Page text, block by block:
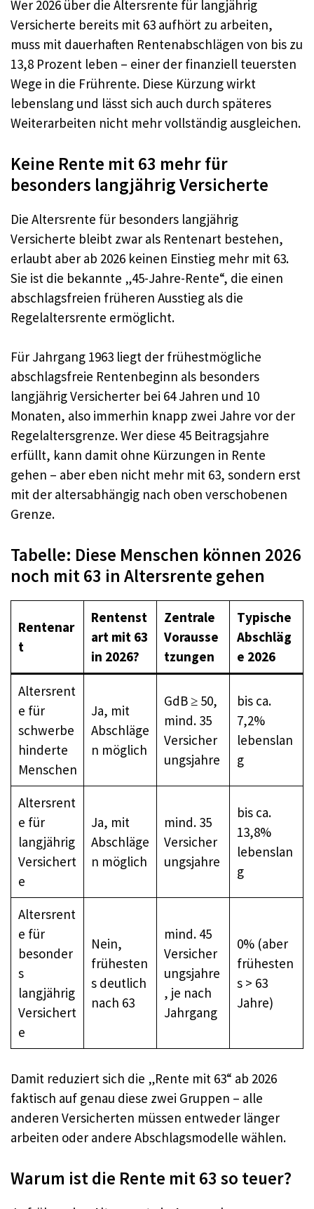
Wer 2026 über die Altersrente für langjährig
Versicherte bereits mit 63 aufhört zu arbeiten,
muss mit dauerhaften Rentenabschlägen von bis zu
13,8 Prozent leben – einer der finanziell teuersten
Wege in die Frührente. Diese Kürzung wirkt
lebenslang und lässt sich auch durch späteres
Weiterarbeiten nicht mehr vollständig ausgleichen.
Keine Rente mit 63 mehr für
besonders langjährig Versicherte
Die Altersrente für besonders langjährig
Versicherte bleibt zwar als Rentenart bestehen,
erlaubt aber ab 2026 keinen Einstieg mehr mit 63.
Sie ist die bekannte „45-Jahre-Rente“, die einen
abschlagsfreien früheren Ausstieg als die
Regelaltersrente ermöglicht.
Für Jahrgang 1963 liegt der frühestmögliche
abschlagsfreie Rentenbeginn als besonders
langjährig Versicherter bei 64 Jahren und 10
Monaten, also immerhin knapp zwei Jahre vor der
Regelaltersgrenze. Wer diese 45 Beitragsjahre
erfüllt, kann damit ohne Kürzungen in Rente
gehen – aber eben nicht mehr mit 63, sondern erst
mit der altersabhängig nach oben verschobenen
Grenze.
Tabelle: Diese Menschen können 2026
noch mit 63 in Altersrente gehen
Rentenar
t
Rentenst
art mit 63
in 2026?
Zentrale
Vorausse
tzungen
Typische
Abschläg
e 2026
Altersrent
e für
schwerbe
hinderte
Menschen
Ja, mit
Abschläge
n möglich
GdB ≥ 50,
mind. 35
Versicher
ungsjahre
bis ca.
7,2%
lebenslan
g
Altersrent
e für
langjährig
Versichert
e
Ja, mit
Abschläge
n möglich
mind. 35
Versicher
ungsjahre
bis ca.
13,8%
lebenslan
g
Altersrent
e für
besonder
s
langjährig
Versichert
e
Nein,
frühesten
s deutlich
nach 63
mind. 45
Versicher
ungsjahre
, je nach
Jahrgang
0% (aber
frühesten
s > 63
Jahre)
Damit reduziert sich die „Rente mit 63“ ab 2026
faktisch auf genau diese zwei Gruppen – alle
anderen Versicherten müssen entweder länger
arbeiten oder andere Abschlagsmodelle wählen.
Warum ist die Rente mit 63 so teuer?